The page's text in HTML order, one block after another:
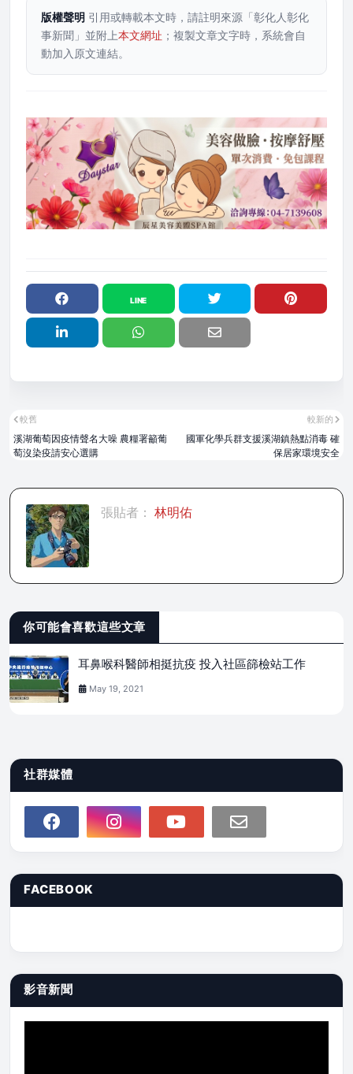
版權聲明 引用或轉載本文時，請註明來源「彰化人彰化
事新聞」並附上本文網址 ；複製文章文字時，系統會自
動加入原文連結。
較新的
國軍化學兵群支援溪湖鎮熱點消毒 確
保居家環境安全
較舊
溪湖葡萄因疫情聲名大噪 農糧署籲葡
萄沒染疫請安心選購
張貼者： 林明佑
你可能會喜歡這些文章
耳鼻喉科醫師相挺抗疫 投入社區篩檢站工作
May 19, 2021
社群媒體
FACEBOOK
影音新聞